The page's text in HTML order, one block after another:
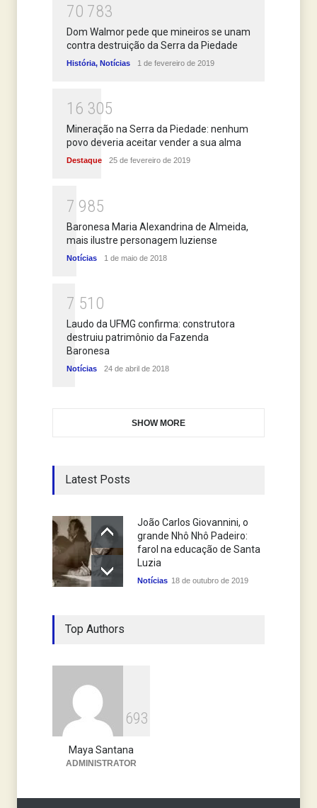
70 783
Dom Walmor pede que mineiros se unam
contra destruição da Serra da Piedade
História, Notícias 1 de fevereiro de 2019
1 6 305
Mineração na Serra da Piedade: nenhum
povo deveria aceitar vender a sua alma
Destaque 25 de fevereiro de 2019
7 985
Baronesa Maria Alexandrina de Almeida,
mais ilustre personagem luziense
Notícias 1 de maio de 2018
7 51 0
Laudo da UFMG confirma: construtora
destruiu patrimônio da Fazenda
Baronesa
Notícias 24 de abril de 2018
SHOW MORE
Latest Posts
João Carlos Giovannini, o
grande Nhô Nhô Padeiro:
farol na educação de Santa
Luzia
Notícias 18 de outubro de 2019
Top Authors
693
Maya Santana
ADMINISTRATOR